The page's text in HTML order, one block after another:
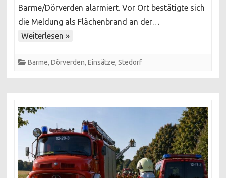
Barme/Dörverden alarmiert. Vor Ort bestätigte sich
die Meldung als Flächenbrand an der…
Weiterlesen »
Barme, Dörverden, Einsätze, Stedorf